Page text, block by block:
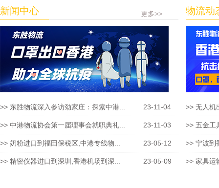
新闻中心 更多>>
>> 东胜物流深入参访劲家庄：探索中港... 23-11-04
>> 中港物流协会第一届理事会就职典礼... 23-11-03
>> 奶粉进口到福田保税区,中港专线物... 23-05-12
>> 精密仪器进口到深圳,香港机场到深... 23-05-09
物流动
>> 无人机
>> 五金工
>> 宁波到
>> 家具运